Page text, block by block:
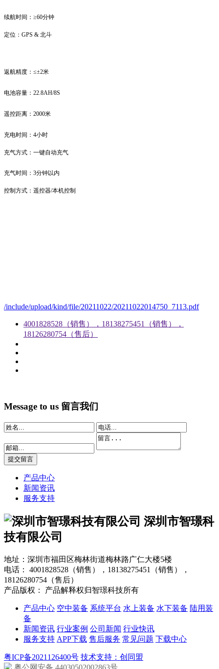
续航时间： ≥60分钟
定位： GPS & 北斗
返航精度： ≤±2米
电池容量： 22.8AH/8S
遥控距离： 2000米
充电时间： 4小时
充气方式：一键自动充气
充气时间： 3分钟以内
控制方式： 遥控器/本机控制
/include/upload/kind/file/20211022/20211022014750_7113.pdf
4001828528（销售），18138275451（销售），
18126280754（售后）
Message to us 留言我们
产品中心
新闻资讯
服务支持
深圳市智璟科
技有限公司
地址：深圳市福田区梅林街道梅林路广仁大楼5楼
电话： 4001828528（销售），18138275451（销售），
18126280754（售后）
产品版权： 产品解释权归智璟科技所有
产品中心 空中装备 系统平台 水上装备 水下装备 陆用装
备
新闻资讯 行业案例 公司新闻 行业快讯
服务支持 APP下载 售后服务 常见问题 下载中心
粤ICP备2021126400号 技术支持：创同盟
粤公网安备 44030502002863号